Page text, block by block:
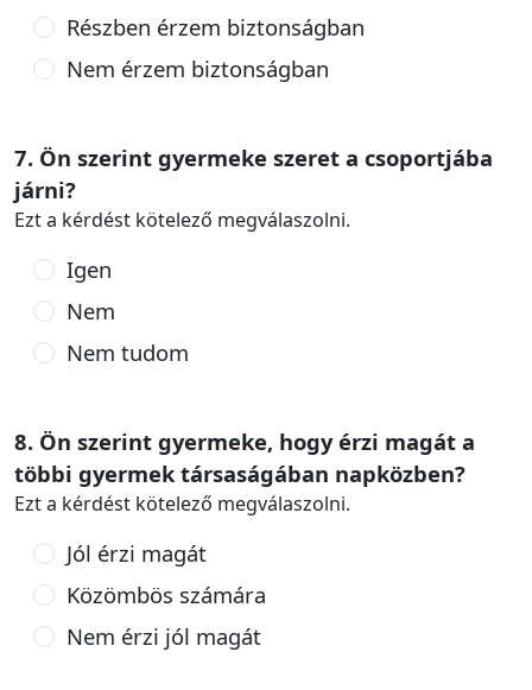
Részben érzem biztonságban
Nem érzem biztonságban
7. Ön szerint gyermeke szeret a csoportjába
járni?
Ezt a kérdést kötelező megválaszolni.
Igen
Nem
Nem tudom
8. Ön szerint gyermeke, hogy érzi magát a
többi gyermek társaságában napközben?
Ezt a kérdést kötelező megválaszolni.
Jól érzi magát
Közömbös számára
Nem érzi jól magát